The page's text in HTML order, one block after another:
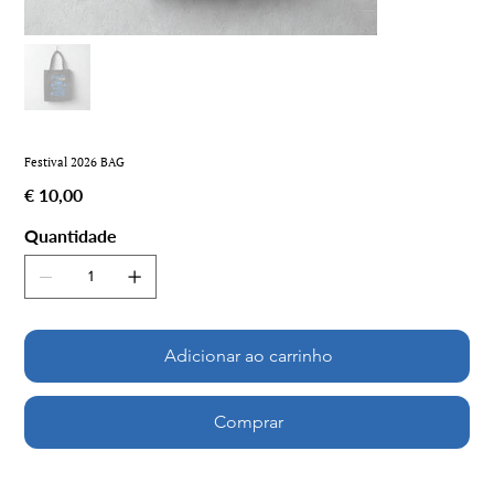
Festival 2026 BAG
Preço
€ 10,00
Quantidade
Adicionar ao carrinho
Comprar